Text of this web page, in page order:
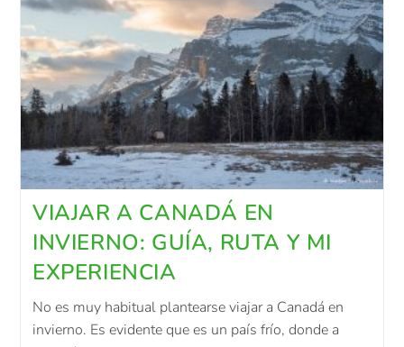
VIAJAR A CANADÁ EN
INVIERNO: GUÍA, RUTA Y MI
EXPERIENCIA
No es muy habitual plantearse viajar a Canadá en
invierno. Es evidente que es un país frío, donde a